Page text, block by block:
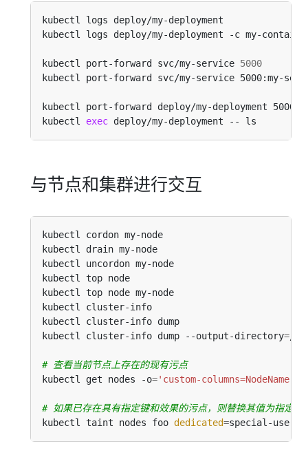
kubectl logs deploy/my-
kubectl logs deploy/my-deployment -c my-
kubectl port-forward svc/my-service 5000
kubectl port-forward svc/my-service 5000:my-
kubectl port-forward deploy/my-deployment
kubectl exec deploy/my-
与节点和集群进行交互
kubectl cordon
kubectl drain
kubectl uncordon
kubectl top
kubectl top node
kubectl
kubectl cluster-
kubectl cluster-info dump --output-directory=/
# 查看当前节点上存在的现有污点
kubectl get nodes -o='custom-
# 如果已存在具有指定键和效果的污点，则替换其值为指定值
kubectl taint nodes foo dedicated=